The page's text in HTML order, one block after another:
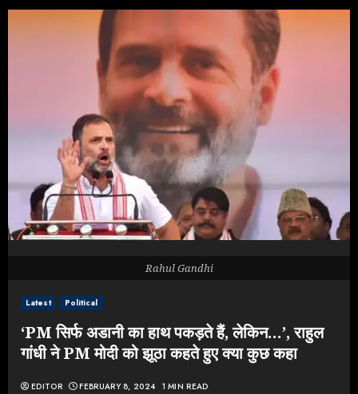
Latest Political
‘PM सिर्फ अडानी का हाथ पकड़ते हैं, लेकिन…’, राहुल
गांधी ने PM मोदी को झूठा कहते हुए क्या कुछ कहा
EDITOR FEBRUARY 8, 2024 1 MIN READ
Rahul Gandhi